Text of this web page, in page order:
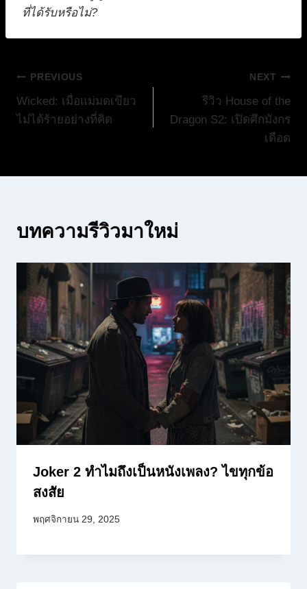
ที่ได้รับหรือไม่?
แนะแนว
เรื่อง
PREVIOUS
Wicked: เมื่อแม่มดเขียว
ไม่ได้ร้ายอย่างที่คิด
NEXT
รีวิว House of the
Dragon S2: เปิดศึกมังกร
เดือด
บทความรีวิวมาใหม่
Joker 2 ทำไมถึงเป็นหนังเพลง? ไขทุกข้อ
สงสัย
พฤศจิกายน 29, 2025